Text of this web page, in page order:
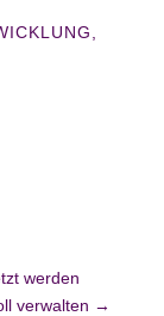
werden
verwalten →